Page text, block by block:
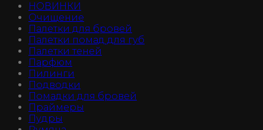
НОВИНКИ
Очищение
Палетки для бровей
Палетки помад для губ
Палетки теней
Парфюм
Пилинги
Подводки
Помадки для бровей
Праймеры
Пудры